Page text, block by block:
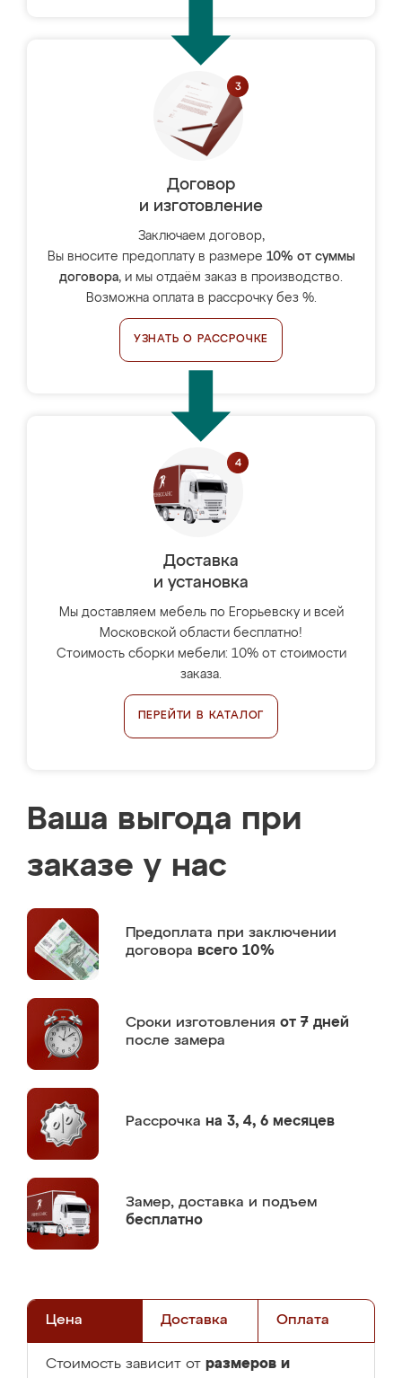
Договор
и изготовление
Заключаем договор,
Вы вносите предоплату в размере 10% от суммы
договора, и мы отдаём заказ в производство.
Возможна оплата в рассрочку без %.
УЗНАТЬ О РАССРОЧКЕ
Доставка
и установка
Мы доставляем мебель по Егорьевску и всей
Московской области бесплатно!
Стоимость сборки мебели: 10% от стоимости
заказа.
ПЕРЕЙТИ В КАТАЛОГ
Ваша выгода при
заказе у нас
Предоплата при заключении
договора всего 10%
Сроки изготовления от 7 дней
после замера
Рассрочка на 3, 4, 6 месяцев
Замер, доставка и подъем
бесплатно
Цена Доставка Оплата
Стоимость зависит от размеров и